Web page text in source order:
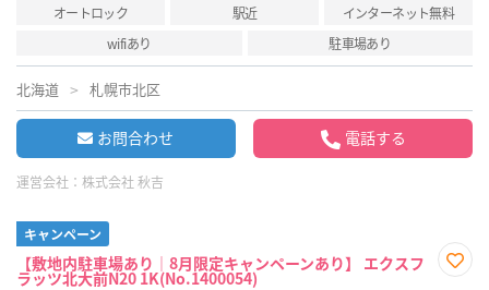
オートロック 駅近
インターネット無料
wifiあり
駐車場あり
北海道 札幌市北区
お問合わせ 電話する
運営会社： 株式会社 秋吉
キャンペーン
【敷地内駐車場あり｜8月限定キャンペーンあり】 エクスフ
ラッツ北大前N20 1K(No.1400054)